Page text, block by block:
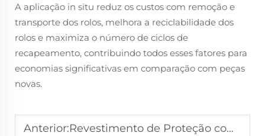
A aplicação in situ reduz os custos com remoção e
transporte dos rolos, melhora a reciclabilidade dos
rolos e maximiza o número de ciclos de
recapeamento, contribuindo todos esses fatores para
economias significativas em comparação com peças
novas.
Anterior:Revestimento de Proteção com Carbeto de Cromo em Rolôs Moedores: Vantagens de Desempenho Explicadas